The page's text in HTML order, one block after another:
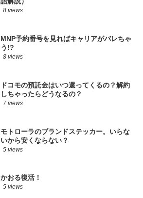
8 views
MNP予約番号を見ればキャリアがバレちゃ
う!?
8 views
ドコモの預託金はいつ還ってくるの？解約
しちゃったらどうなるの？
7 views
モトローラのブランドステッカー。いらな
いから安くならない？
5 views
かおる復活！
5 views